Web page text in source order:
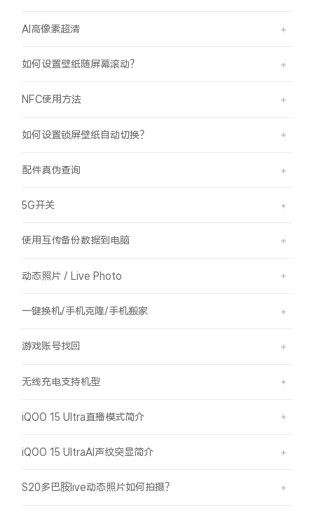
AI高像素超清
如何设置壁纸随屏幕滚动？
NFC使用方法
如何设置锁屏壁纸自动切换？
配件真伪查询
5G开关
使用互传备份数据到电脑
动态照片 / Live Photo
一键换机/手机克隆/手机搬家
游戏账号找回
无线充电支持机型
iQOO 15 Ultra直播模式简介
iQOO 15 UltraAI声纹突显简介
S20多巴胺live动态照片如何拍摄？